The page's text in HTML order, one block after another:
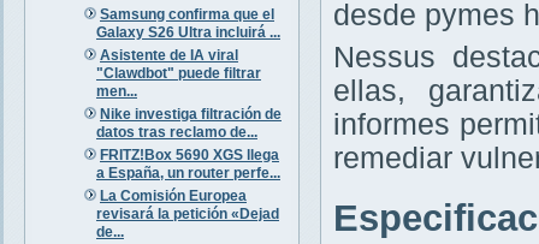
Samsung confirma que el
Galaxy S26 Ultra incluirá ...
Asistente de IA viral
"Clawdbot" puede filtrar
men...
Nike investiga filtración de
datos tras reclamo de...
FRITZ!Box 5690 XGS llega
a España, un router perfe...
La Comisión Europea
revisará la petición «Dejad
de...
desde pymes
Nessus
ellas,
informes
remediar